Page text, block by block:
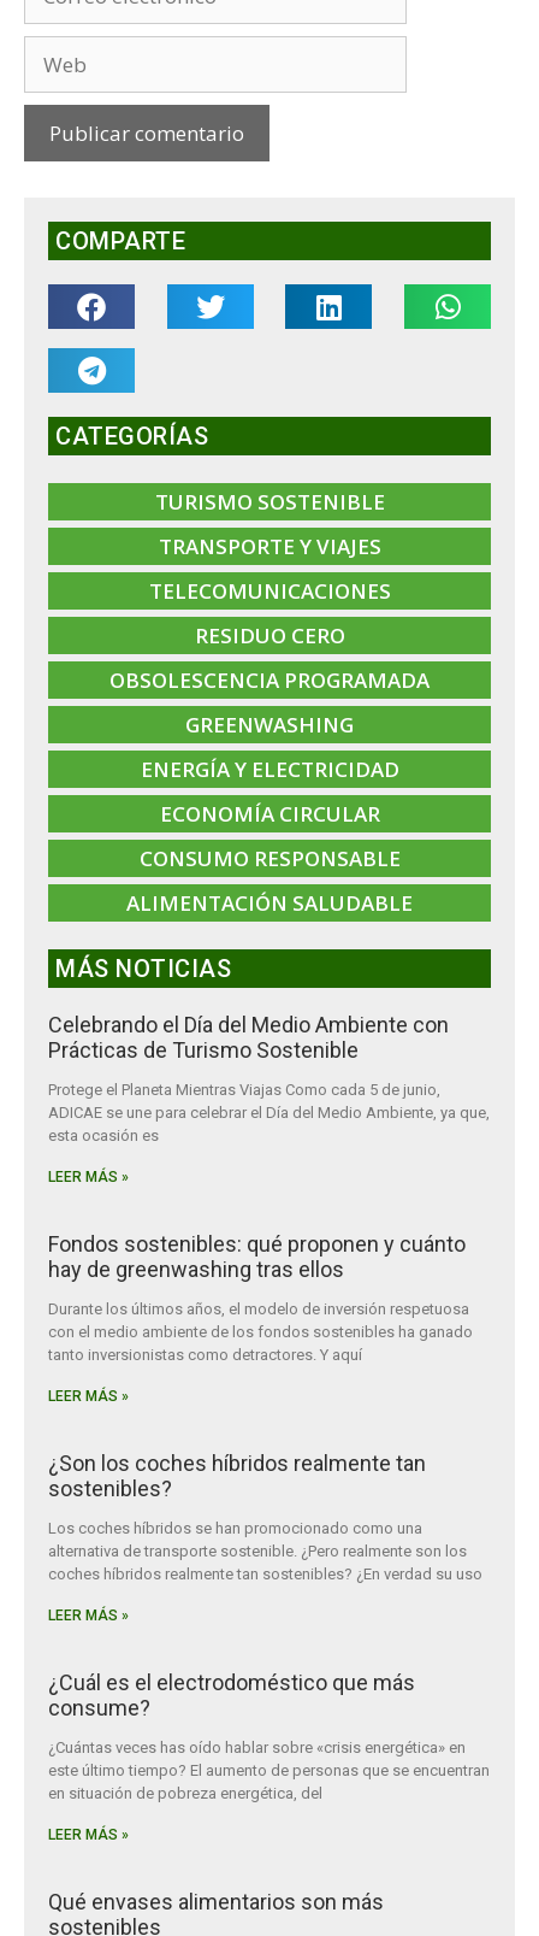
COMPARTE
CATEGORÍAS
TURISMO SOSTENIBLE
TRANSPORTE Y VIAJES
TELECOMUNICACIONES
RESIDUO CERO
OBSOLESCENCIA PROGRAMADA
GREENWASHING
ENERGÍA Y ELECTRICIDAD
ECONOMÍA CIRCULAR
CONSUMO RESPONSABLE
ALIMENTACIÓN SALUDABLE
MÁS NOTICIAS
Celebrando el Día del Medio Ambiente con
Prácticas de Turismo Sostenible
Protege el Planeta Mientras Viajas Como cada 5 de junio,
ADICAE se une para celebrar el Día del Medio Ambiente, ya que,
esta ocasión es
LEER MÁS »
Fondos sostenibles: qué proponen y cuánto
hay de greenwashing tras ellos
Durante los últimos años, el modelo de inversión respetuosa
con el medio ambiente de los fondos sostenibles ha ganado
tanto inversionistas como detractores. Y aquí
LEER MÁS »
¿Son los coches híbridos realmente tan
sostenibles?
Los coches híbridos se han promocionado como una
alternativa de transporte sostenible. ¿Pero realmente son los
coches híbridos realmente tan sostenibles? ¿En verdad su uso
LEER MÁS »
¿Cuál es el electrodoméstico que más
consume?
¿Cuántas veces has oído hablar sobre «crisis energética» en
este último tiempo? El aumento de personas que se encuentran
en situación de pobreza energética, del
LEER MÁS »
Qué envases alimentarios son más
sostenibles